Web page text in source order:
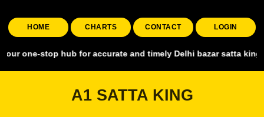
HOME CHARTS CONTACT LOGIN
hub for accurate and timely Delhi bazar satta king,
A1 SATTA KING